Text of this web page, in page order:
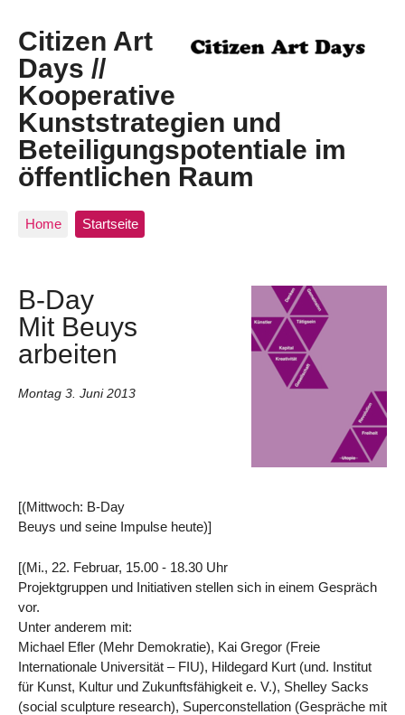
Citizen Art
Days //
Kooperative
Kunststrategien und
Beteiligungspotentiale im
öffentlichen Raum
Home Startseite
B-Day
Mit Beuys
arbeiten
Montag 3. Juni 2013
[(Mittwoch: B-Day
Beuys und seine Impulse heute)]
[(Mi., 22. Februar, 15.00 - 18.30 Uhr
Projektgruppen und Initiativen stellen sich in einem Gespräch
vor.
Unter anderem mit:
Michael Efler (Mehr Demokratie), Kai Gregor (Freie
Internationale Universität – FIU), Hildegard Kurt (und. Institut
für Kunst, Kultur und Zukunftsfähigkeit e. V.), Shelley Sacks
(social sculpture research), Superconstellation (Gespräche mit